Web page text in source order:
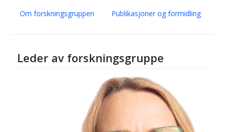
Om forskningsgruppen Publikasjoner og formidling
Leder av forskningsgruppe